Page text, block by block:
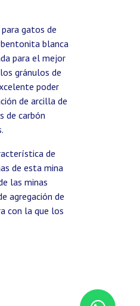
gatos de
blanca
para el mejor
gránulos de
poder
de arcilla de
de carbón
de
de esta mina
las minas
agregación de
con la que los